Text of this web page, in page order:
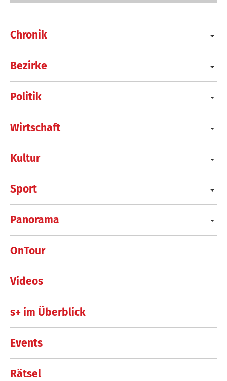
Chronik
Bezirke
Politik
Wirtschaft
Kultur
Sport
Panorama
OnTour
Videos
s+ im Überblick
Events
Rätsel